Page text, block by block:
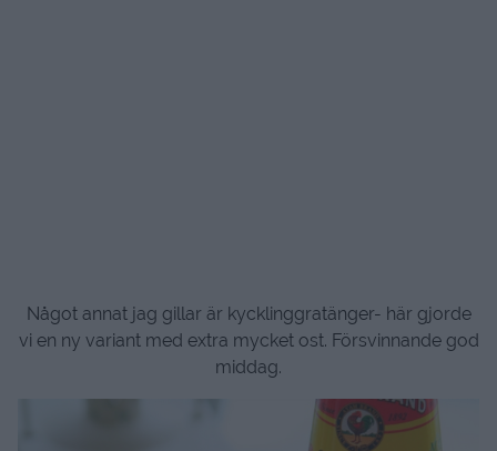
Något annat jag gillar är kycklinggratänger- här gjorde
vi en ny variant med extra mycket ost. Försvinnande god
middag.